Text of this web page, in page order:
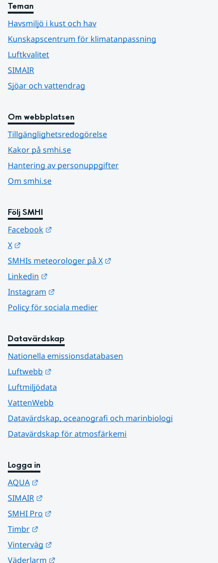
Teman
Havsmiljö i kust och hav
Kunskapscentrum för klimatanpassning
Luftkvalitet
SIMAIR
Sjöar och vattendrag
Om webbplatsen
Tillgänglighetsredogörelse
Kakor på smhi.se
Hantering av personuppgifter
Om smhi.se
Följ SMHI
Facebook
X
SMHIs meteorologer på X
Linkedin
Instagram
Policy för sociala medier
Datavärdskap
Nationella emissionsdatabasen
Luftwebb
Luftmiljödata
VattenWebb
Datavärdskap, oceanografi och marinbiologi
Datavärdskap för atmosfärkemi
Logga in
AQUA
SIMAIR
SMHI Pro
Timbr
Vinterväg
Väderlarm